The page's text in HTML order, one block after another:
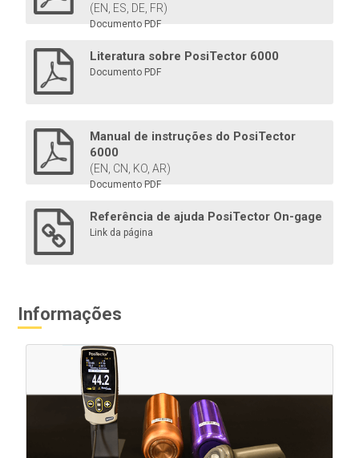
Operada por bateria e leve, essa impressora Bluetooth
imprime leituras e resumos estatísticos via Bluetooth
Padrões de espessura certificados
Verificar a precisão/operação de medidores de
espessura de revestimento. Componente importante
para atender aos requisitos da ISO/QS-9000 e de
controle de qualidade interno com precisão de
(EN, ES, DE, FR)
Documento PDF
Literatura sobre PosiTector 6000
Documento PDF
Manual de instruções do PosiTector
6000
(EN, CN, KO, AR)
Documento PDF
Referência de ajuda PosiTector On-gage
Link da página
Informações